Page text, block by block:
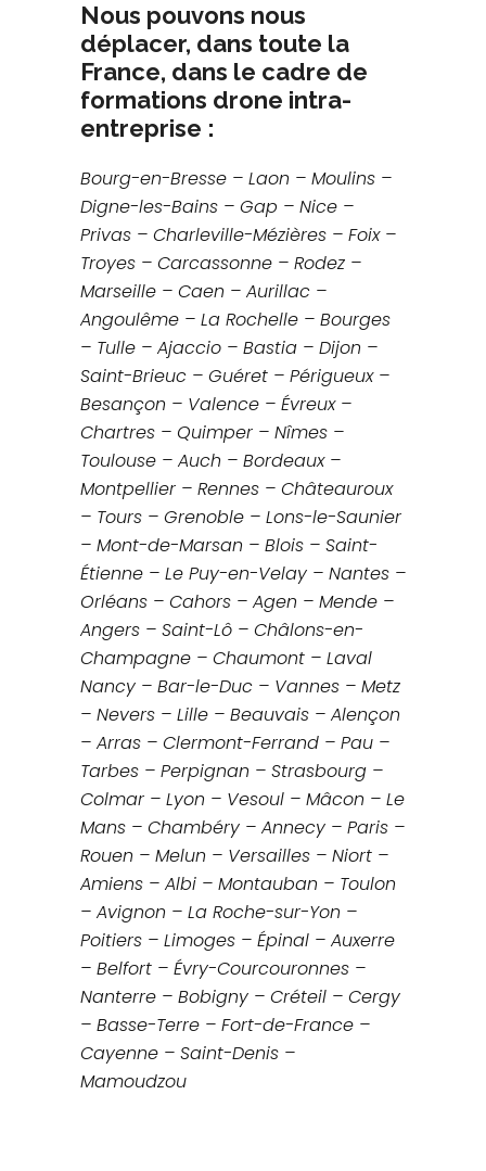
Nous pouvons nous
déplacer, dans toute la
France, dans le cadre de
formations drone intra-
entreprise :
Bourg-en-Bresse – Laon – Moulins –
Digne-les-Bains – Gap – Nice –
Privas – Charleville-Mézières – Foix –
Troyes – Carcassonne – Rodez –
Marseille – Caen – Aurillac –
Angoulême – La Rochelle – Bourges
– Tulle – Ajaccio – Bastia – Dijon –
Saint-Brieuc – Guéret – Périgueux –
Besançon – Valence – Évreux –
Chartres – Quimper – Nîmes –
Toulouse – Auch – Bordeaux –
Montpellier – Rennes – Châteauroux
– Tours – Grenoble – Lons-le-Saunier
– Mont-de-Marsan – Blois – Saint-
Étienne – Le Puy-en-Velay – Nantes –
Orléans – Cahors – Agen – Mende –
Angers – Saint-Lô – Châlons-en-
Champagne – Chaumont – Laval
Nancy – Bar-le-Duc – Vannes – Metz
– Nevers – Lille – Beauvais – Alençon
– Arras – Clermont-Ferrand – Pau –
Tarbes – Perpignan – Strasbourg –
Colmar – Lyon – Vesoul – Mâcon – Le
Mans – Chambéry – Annecy – Paris –
Rouen – Melun – Versailles – Niort –
Amiens – Albi – Montauban – Toulon
– Avignon – La Roche-sur-Yon –
Poitiers – Limoges – Épinal – Auxerre
– Belfort – Évry-Courcouronnes –
Nanterre – Bobigny – Créteil – Cergy
– Basse-Terre – Fort-de-France –
Cayenne – Saint-Denis –
Mamoudzou